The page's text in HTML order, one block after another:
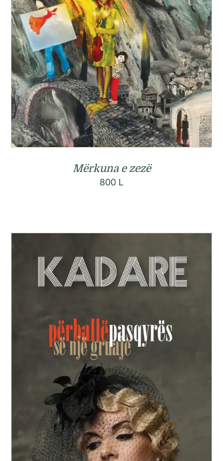
Mërkuna e zezë
800 L